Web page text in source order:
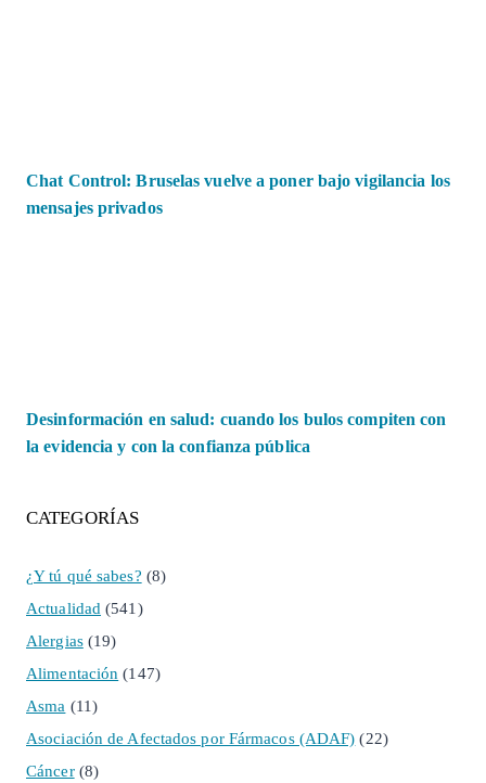
Chat Control: Bruselas vuelve a poner bajo vigilancia los
mensajes privados
Desinformación en salud: cuando los bulos compiten con
la evidencia y con la confianza pública
CATEGORÍAS
¿Y tú qué sabes? (8)
Actualidad (541)
Alergias(19)
Alimentación (147)
Asma (11)
Asociación de Afectados por Fármacos (ADAF) (22)
Cáncer(8)